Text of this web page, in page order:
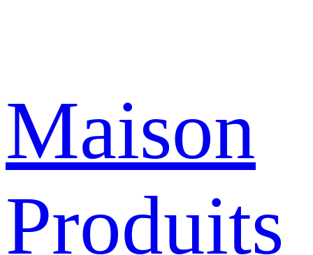
Maison
Produits